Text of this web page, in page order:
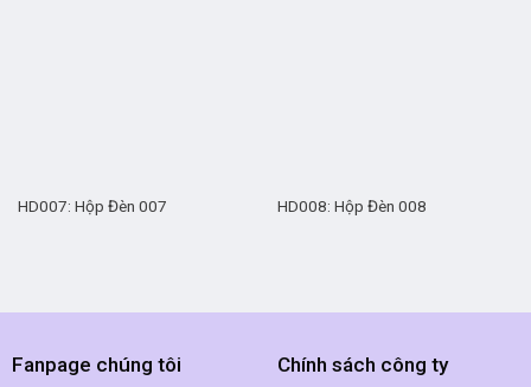
HD007: Hộp Đèn 007 HD008: Hộp Đèn 008
Fanpage chúng tôi Chính sách công ty